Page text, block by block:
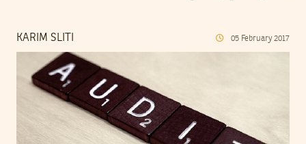
KARIM SLITI 05 February 2017